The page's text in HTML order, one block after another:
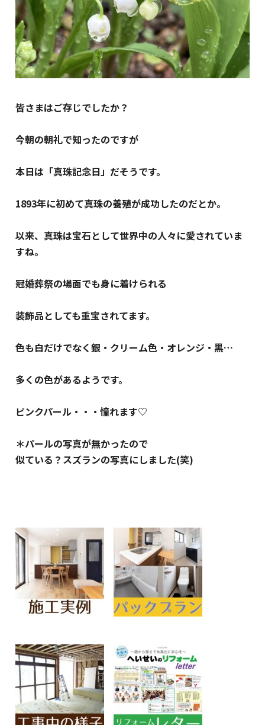
皆さまはご存じでしたか？
今朝の朝礼で知ったのですが
本日は「真珠記念日」だそうです。
1893年に初めて真珠の養殖が成功したのだとか。
以来、真珠は宝石として世界中の人々に愛されていま
すね。
冠婚葬祭の場面でも身に着けられる
装飾品としても重宝されてます。
色も白だけでなく銀・クリーム色・オレンジ・黒…
多くの色があるようです。
ピンクパール・・・憧れます♡
＊パールの写真が無かったので
似ている？スズランの写真にしました(笑)